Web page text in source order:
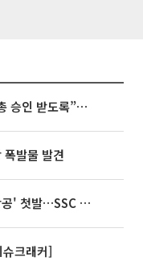
김정관 장관 “반도체 성과급, 주총 승인 받도록”…상법·자본시장법 개정 시사
폭발물 발견
티웨이항공, 새 이름 '트리니티항공' 첫발…SSC 전략 본격화
크래커]